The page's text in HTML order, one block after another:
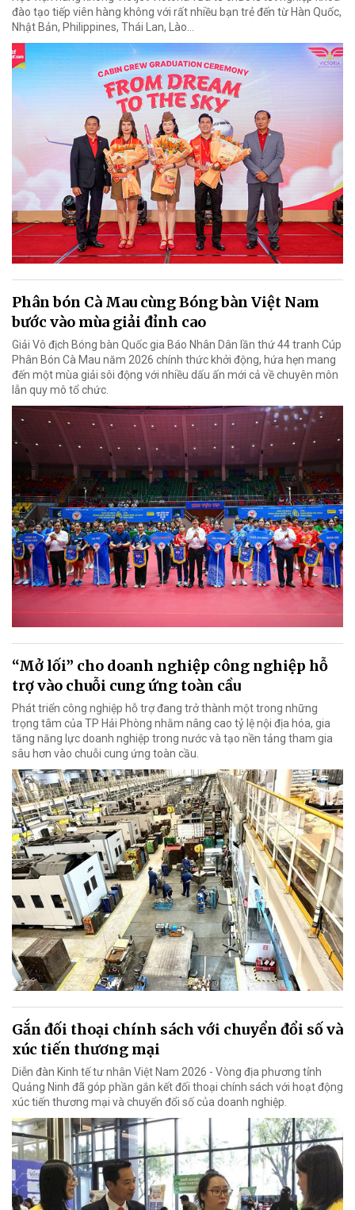
đào tạo tiếp viên hàng không với rất nhiều bạn trẻ đến từ Hàn Quốc,
Nhật Bản, Philippines, Thái Lan, Lào…
Phân bón Cà Mau cùng Bóng bàn Việt Nam
bước vào mùa giải đỉnh cao
Giải Vô địch Bóng bàn Quốc gia Báo Nhân Dân lần thứ 44 tranh Cúp
Phân Bón Cà Mau năm 2026 chính thức khởi động, hứa hẹn mang
đến một mùa giải sôi động với nhiều dấu ấn mới cả về chuyên môn
lẫn quy mô tổ chức.
“Mở lối” cho doanh nghiệp công nghiệp hỗ
trợ vào chuỗi cung ứng toàn cầu
Phát triển công nghiệp hỗ trợ đang trở thành một trong những
trọng tâm của TP Hải Phòng nhằm nâng cao tỷ lệ nội địa hóa, gia
tăng năng lực doanh nghiệp trong nước và tạo nền tảng tham gia
sâu hơn vào chuỗi cung ứng toàn cầu.
Gắn đối thoại chính sách với chuyển đổi số và
xúc tiến thương mại
Diễn đàn Kinh tế tư nhân Việt Nam 2026 - Vòng địa phương tỉnh
Quảng Ninh đã góp phần gắn kết đối thoại chính sách với hoạt động
xúc tiến thương mại và chuyển đổi số của doanh nghiệp.